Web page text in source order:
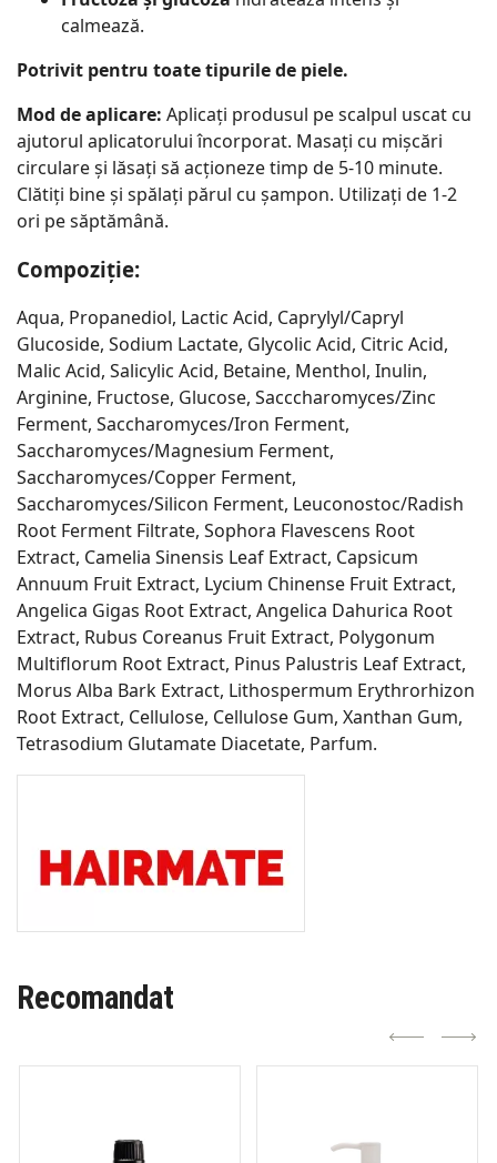
calmează.
Potrivit pentru toate tipurile de piele.
Mod de aplicare: Aplicați produsul pe scalpul uscat cu
ajutorul aplicatorului încorporat. Masați cu mișcări
circulare și lăsați să acționeze timp de 5-10 minute.
Clătiți bine și spălați părul cu șampon. Utilizați de 1-2
ori pe săptămână.
Compoziție:
Aqua, Propanediol, Lactic Acid, Caprylyl/Capryl
Glucoside, Sodium Lactate, Glycolic Acid, Citric Acid,
Malic Acid, Salicylic Acid, Betaine, Menthol, Inulin,
Arginine, Fructose, Glucose, Sacccharomyces/Zinc
Ferment, Saccharomyces/Iron Ferment,
Saccharomyces/Magnesium Ferment,
Saccharomyces/Copper Ferment,
Saccharomyces/Silicon Ferment, Leuconostoc/Radish
Root Ferment Filtrate, Sophora Flavescens Root
Extract, Camelia Sinensis Leaf Extract, Capsicum
Annuum Fruit Extract, Lycium Chinense Fruit Extract,
Angelica Gigas Root Extract, Angelica Dahurica Root
Extract, Rubus Coreanus Fruit Extract, Polygonum
Multiflorum Root Extract, Pinus Palustris Leaf Extract,
Morus Alba Bark Extract, Lithospermum Erythrorhizon
Root Extract, Cellulose, Cellulose Gum, Xanthan Gum,
Tetrasodium Glutamate Diacetate, Parfum.
Recomandat